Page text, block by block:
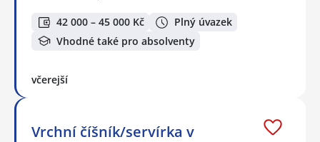
42 000 – 45 000 Kč
Plný úvazek
Vhodné také pro absolventy
včerejší
Vrchní číšník/servírka v